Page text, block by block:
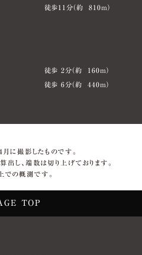
徒歩11分（約 810m）
徒歩 2分（約 160m）
徒歩 6分（約 440m）
に撮影したものです。
し、端数は切り上げております。
の概測です。
TOP